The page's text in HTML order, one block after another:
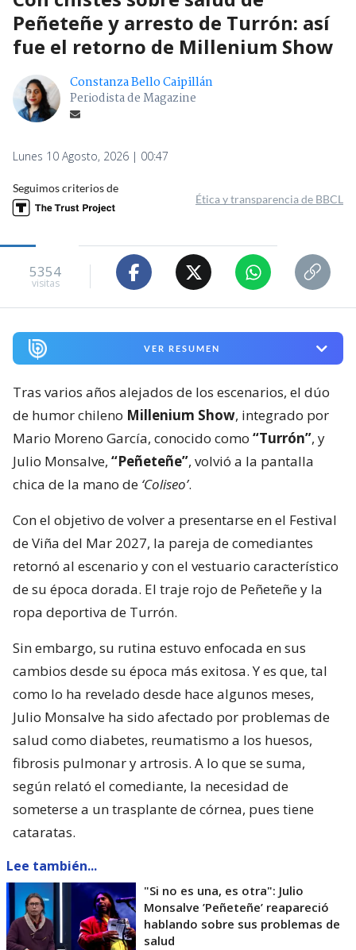
Peñeteñe y arresto de Turrón: así
fue el retorno de Millenium Show
Constanza Bello Caipillán
Periodista de Magazine
Lunes 10 Agosto, 2026 | 00:47
Seguimos criterios de
Ética y transparencia de BBCL
5354
visitas
VER RESUMEN
Tras varios años alejados de los escenarios, el dúo
de humor chileno Millenium Show, integrado por
Mario Moreno García, conocido como “Turrón”, y
Julio Monsalve, “Peñeteñe”, volvió a la pantalla
chica de la mano de ‘Coliseo’.
Con el objetivo de volver a presentarse en el Festival
de Viña del Mar 2027, la pareja de comediantes
retornó al escenario y con el vestuario característico
de su época dorada. El traje rojo de Peñeteñe y la
ropa deportiva de Turrón.
Sin embargo, su rutina estuvo enfocada en sus
cambios desde su época más exitosa. Y es que, tal
como lo ha revelado desde hace algunos meses,
Julio Monsalve ha sido afectado por problemas de
salud como diabetes, reumatismo a los huesos,
fibrosis pulmonar y artrosis. A lo que se suma,
según relató el comediante, la necesidad de
someterse a un trasplante de córnea, pues tiene
cataratas.
Lee también...
"Si no es una, es otra": Julio
Monsalve ’Peñeteñe’ reapareció
hablando sobre sus problemas de
salud